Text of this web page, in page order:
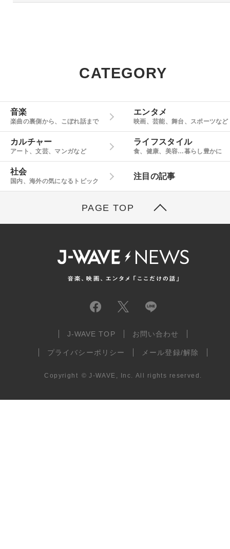
CATEGORY
音楽
楽曲の裏側から、こぼれ話まで
エンタメ
映画、芸能、舞台、スポーツなど
カルチャー
アート、文芸、マンガなど
ライフスタイル
食、健康、美容…暮らし豊かに
社会
国内、海外の気になるトピック
注目の記事
PAGE TOP
J-WAVE TOP お問い合わせ
プライバシーポリシー メール登録/解除
Copyright © J-WAVE, Inc. All rights reserved.